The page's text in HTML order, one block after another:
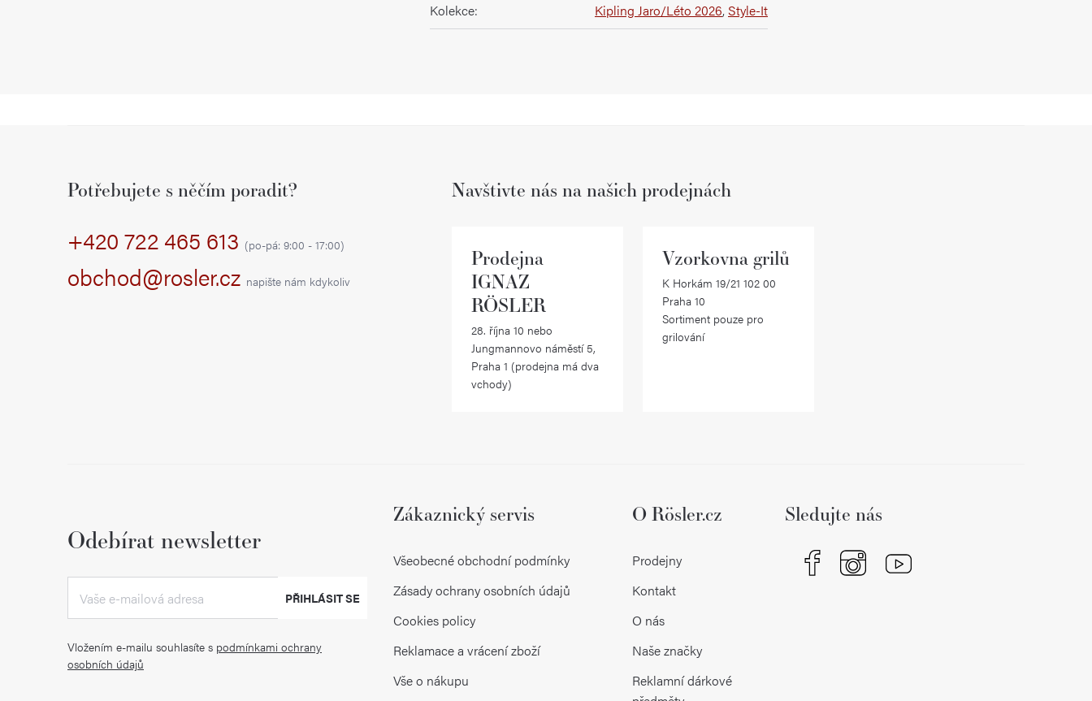
Kolekce: Kipling Jaro/Léto 2026, Style-It
Potřebujete s něčím poradit?
+420 722 465 613 (po-pá: 9:00 - 17:00)
obchod@rosler.cz napište nám kdykoliv
Navštivte nás na našich prodejnách
Prodejna
IGNAZ
RÖSLER
28. října 10 nebo
Jungmannovo náměstí 5,
Praha 1 (prodejna má dva
vchody)
Vzorkovna grilů
K Horkám 19/21 102 00
Praha 10
Sortiment pouze pro
grilování
Odebírat newsletter
Vložením e-mailu souhlasíte s podmínkami ochrany
osobních údajů
PŘIHLÁSIT SE
Zákaznický servis
Všeobecné obchodní podmínky
Zásady ochrany osobních údajů
Cookies policy
Reklamace a vrácení zboží
Vše o nákupu
O Rösler.cz
Prodejny
Kontakt
O nás
Naše značky
Reklamní dárkové
Sledujte nás